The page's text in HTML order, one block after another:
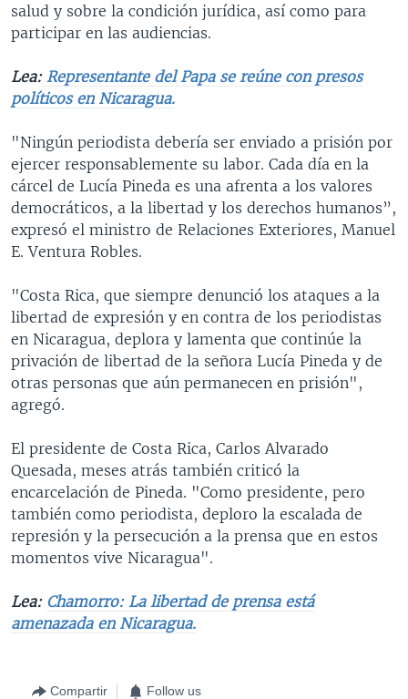
salud y sobre la condición jurídica, así como para
participar en las audiencias.
Lea:Representante del Papa se reúne con presos
políticos en Nicaragua.
"Ningún periodista debería ser enviado a prisión por
ejercer responsablemente su labor. Cada día en la
cárcel de Lucía Pineda es una afrenta a los valores
democráticos, a la libertad y los derechos humanos”,
expresó el ministro de Relaciones Exteriores, Manuel
E. Ventura Robles.
"Costa Rica, que siempre denunció los ataques a la
libertad de expresión y en contra de los periodistas
en Nicaragua, deplora y lamenta que continúe la
privación de libertad de la señora Lucía Pineda y de
otras personas que aún permanecen en prisión",
agregó.
El presidente de Costa Rica, Carlos Alvarado
Quesada, meses atrás también criticó la
encarcelación de Pineda. "Como presidente, pero
también como periodista, deploro la escalada de
represión y la persecución a la prensa que en estos
momentos vive Nicaragua".
Lea: Chamorro: La libertad de prensa está
amenazada en Nicaragua.
Compartir Follow us